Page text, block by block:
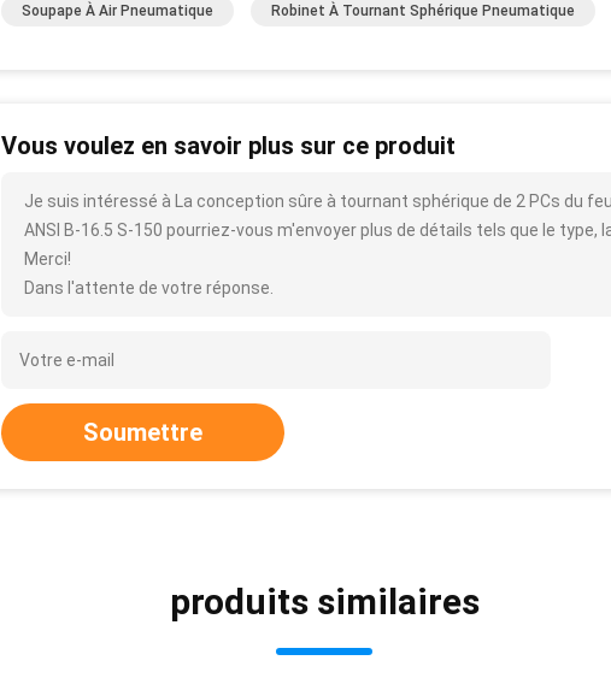
Soupape À Air Pneumatique Robinet À Tournant Sphérique Pneumatique
Vous voulez en savoir plus sur ce produit
Je suis intéressé à La conception sûre à tournant sphérique de 2 PCs du
ANSI B-16.5 S-150 pourriez-vous m'envoyer plus de détails tels que le type,
Merci!
Dans l'attente de votre réponse.
Soumettre
produits similaires